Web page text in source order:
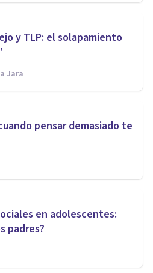
y TLP: el solapamiento
Jara
pensar demasiado te
en adolescentes:
padres?